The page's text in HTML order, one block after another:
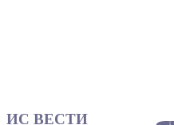
ИС ВЕСТИ